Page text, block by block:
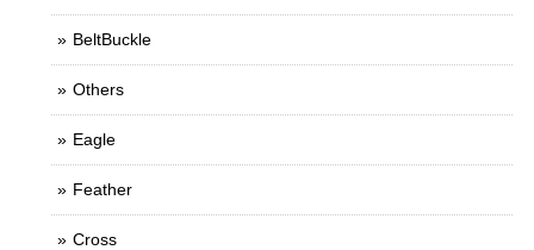
BeltBuckle
Others
Eagle
Feather
Cross